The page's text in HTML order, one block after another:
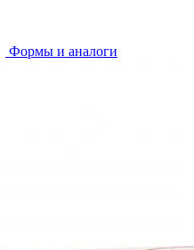
Формы и аналоги